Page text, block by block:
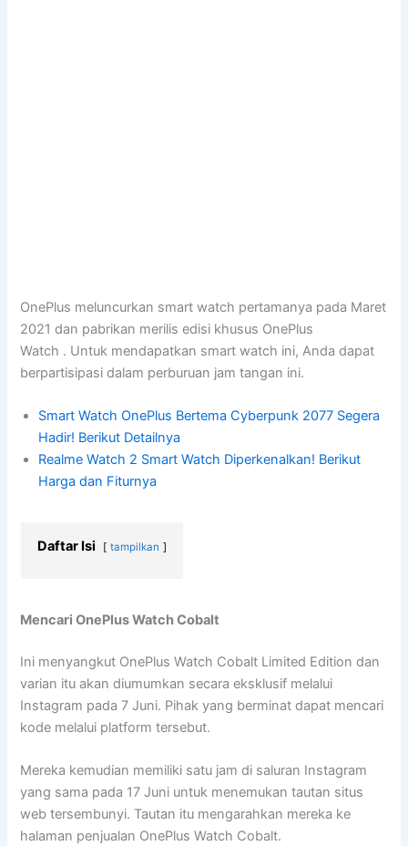
OnePlus meluncurkan smart watch pertamanya pada Maret
2021 dan pabrikan merilis edisi khusus OnePlus
Watch . Untuk mendapatkan smart watch ini, Anda dapat
berpartisipasi dalam perburuan jam tangan ini.
Smart Watch OnePlus Bertema Cyberpunk 2077 Segera
Hadir! Berikut Detailnya
Realme Watch 2 Smart Watch Diperkenalkan! Berikut
Harga dan Fiturnya
Daftar Isi tampilkan
Mencari OnePlus Watch Cobalt
Ini menyangkut OnePlus Watch Cobalt Limited Edition dan
varian itu akan diumumkan secara eksklusif melalui
Instagram pada 7 Juni. Pihak yang berminat dapat mencari
kode melalui platform tersebut.
Mereka kemudian memiliki satu jam di saluran Instagram
yang sama pada 17 Juni untuk menemukan tautan situs
web tersembunyi. Tautan itu mengarahkan mereka ke
halaman penjualan OnePlus Watch Cobalt.